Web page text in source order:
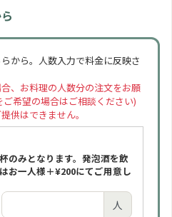
から。人数入力で料金に反映さ
、お料理の人数分の注文をお願
希望の場合はご相談ください)
供はできません。
のみとなります。発泡酒を飲
お一人様＋¥200にてご用意し
人